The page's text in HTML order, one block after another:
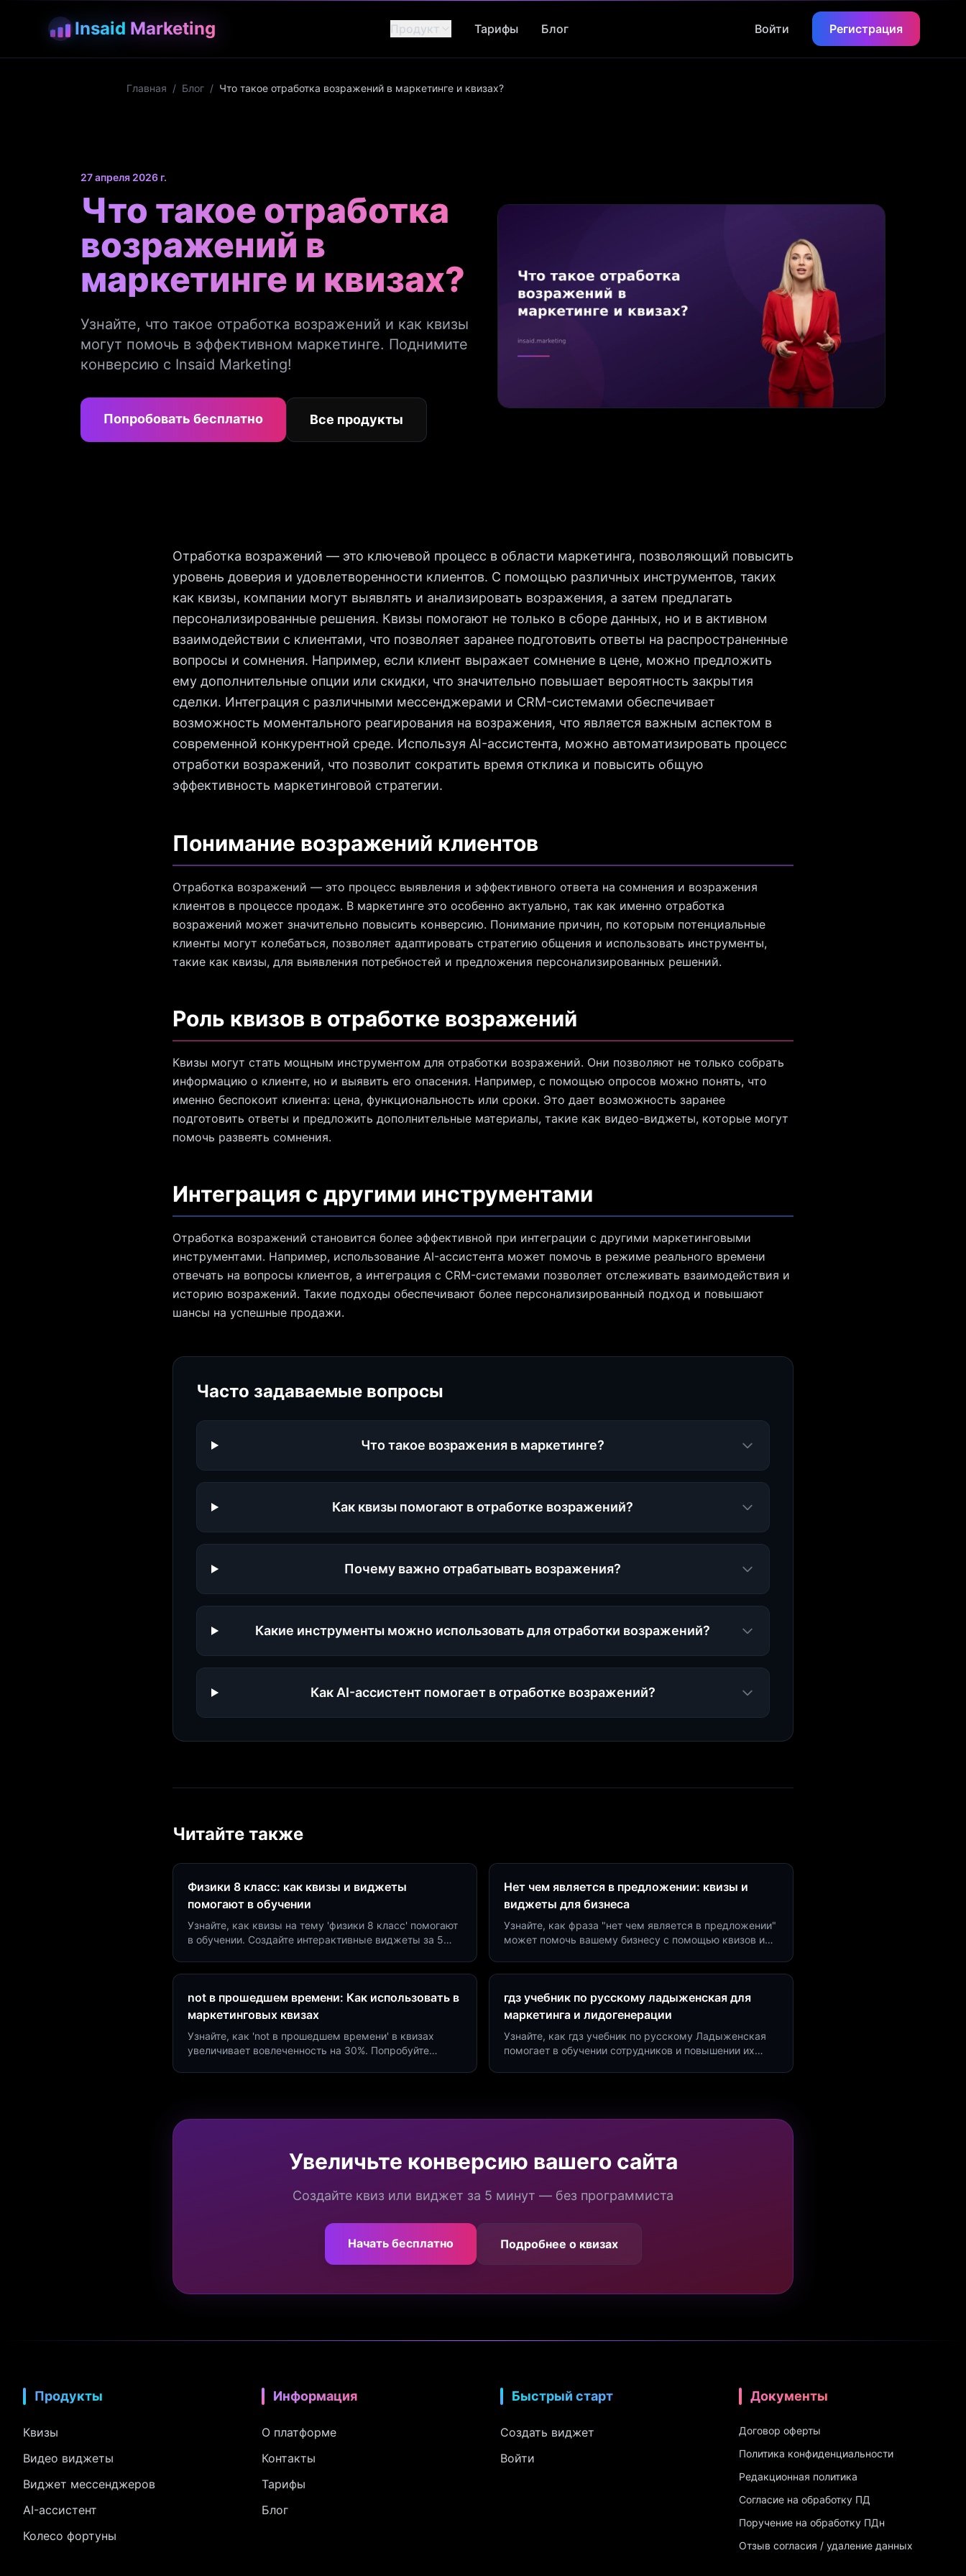
Insaid Marketing Продукт Тарифы Блог Войти Регистрация
Главная / Блог / Что такое отработка возражений в маркетинге и квизах?
27 апреля 2026 г.
Что такое отработка
возражений в
маркетинге и квизах?
Узнайте, что такое отработка возражений и как квизы
могут помочь в эффективном маркетинге. Поднимите
конверсию с Insaid Marketing!
Попробовать бесплатно Все продукты
Отработка возражений — это ключевой процесс в области маркетинга, позволяющий повысить
уровень доверия и удовлетворенности клиентов. С помощью различных инструментов, таких
как квизы, компании могут выявлять и анализировать возражения, а затем предлагать
персонализированные решения. Квизы помогают не только в сборе данных, но и в активном
взаимодействии с клиентами, что позволяет заранее подготовить ответы на распространенные
вопросы и сомнения. Например, если клиент выражает сомнение в цене, можно предложить
ему дополнительные опции или скидки, что значительно повышает вероятность закрытия
сделки. Интеграция с различными мессенджерами и CRM-системами обеспечивает
возможность моментального реагирования на возражения, что является важным аспектом в
современной конкурентной среде. Используя AI-ассистента, можно автоматизировать процесс
отработки возражений, что позволит сократить время отклика и повысить общую
эффективность маркетинговой стратегии.
Понимание возражений клиентов
Отработка возражений — это процесс выявления и эффективного ответа на сомнения и возражения
клиентов в процессе продаж. В маркетинге это особенно актуально, так как именно отработка
возражений может значительно повысить конверсию. Понимание причин, по которым потенциальные
клиенты могут колебаться, позволяет адаптировать стратегию общения и использовать инструменты,
такие как квизы, для выявления потребностей и предложения персонализированных решений.
Роль квизов в отработке возражений
Квизы могут стать мощным инструментом для отработки возражений. Они позволяют не только собрать
информацию о клиенте, но и выявить его опасения. Например, с помощью опросов можно понять, что
именно беспокоит клиента: цена, функциональность или сроки. Это дает возможность заранее
подготовить ответы и предложить дополнительные материалы, такие как видео-виджеты, которые могут
помочь развеять сомнения.
Интеграция с другими инструментами
Отработка возражений становится более эффективной при интеграции с другими маркетинговыми
инструментами. Например, использование AI-ассистента может помочь в режиме реального времени
отвечать на вопросы клиентов, а интеграция с CRM-системами позволяет отслеживать взаимодействия и
историю возражений. Такие подходы обеспечивают более персонализированный подход и повышают
шансы на успешные продажи.
Часто задаваемые вопросы
Что такое возражения в маркетинге?
Как квизы помогают в отработке возражений?
Почему важно отрабатывать возражения?
Какие инструменты можно использовать для отработки возражений?
Как AI-ассистент помогает в отработке возражений?
Читайте также
Физики 8 класс: как квизы и виджеты
помогают в обучении
Узнайте, как квизы на тему 'физики 8 класс' помогают
в обучении. Создайте интерактивные виджеты за 5
Нет чем является в предложении: квизы и
виджеты для бизнеса
Узнайте, как фраза "нет чем является в предложении"
может помочь вашему бизнесу с помощью квизов и
not в прошедшем времени: Как использовать в
маркетинговых квизах
Узнайте, как 'not в прошедшем времени' в квизах
увеличивает вовлеченность на 30%. Попробуйте
гдз учебник по русскому ладыженская для
маркетинга и лидогенерации
Узнайте, как гдз учебник по русскому Ладыженская
помогает в обучении сотрудников и повышении их
Увеличьте конверсию вашего сайта
Создайте квиз или виджет за 5 минут — без программиста
Начать бесплатно Подробнее о квизах
Продукты
Квизы
Видео виджеты
Виджет мессенджеров
AI-ассистент
Колесо фортуны
Информация
О платформе
Контакты
Тарифы
Блог
Быстрый старт
Создать виджет
Войти
Документы
Договор оферты
Политика конфиденциальности
Редакционная политика
Согласие на обработку ПД
Поручение на обработку ПДн
Отзыв согласия / удаление данных